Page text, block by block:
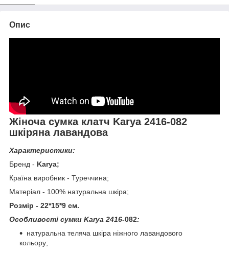
Опис
Жіноча сумка клатч Karya 2416-082
шкіряна лавандова
Характеристики:
Бренд - Karya;
Країна виробник - Туреччина;
Матеріал - 100% натуральна шкіра;
Розмір - 22*15*9 см.
Особливості сумки Karya 2416-082:
натуральна теляча шкіра ніжного лавандового
кольору;